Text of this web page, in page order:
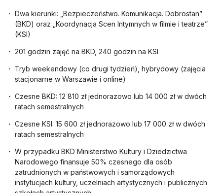
Dwa kierunki: „Bezpieczeństwo. Komunikacja. Dobrostan”
(BKD) oraz „Koordynacja Scen Intymnych w filmie i teatrze”
(KSI)
201 godzin zajęć na BKD, 240 godzin na KSI
Tryb weekendowy (co drugi tydzień), hybrydowy (zajęcia
stacjonarne w Warszawie i online)
Czesne BKD: 12 810 zł jednorazowo lub 14 000 zł w dwóch
ratach semestralnych
Czesne KSI: 15 600 zł jednorazowo lub 17 000 zł w dwóch
ratach semestralnych
W przypadku BKD Ministerstwo Kultury i Dziedzictwa
Narodowego finansuje 50% czesnego dla osób
zatrudnionych w państwowych i samorządowych
instytucjach kultury, uczelniach artystycznych i publicznych